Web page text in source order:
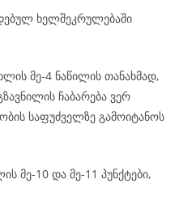
ხელშეკრულებაში
მე-4 ნაწილის თანახმად,
ჩაბარება ვერ
საფუძველზე გამოიტანოს
მე-10 და მე-11 პუნქტები,